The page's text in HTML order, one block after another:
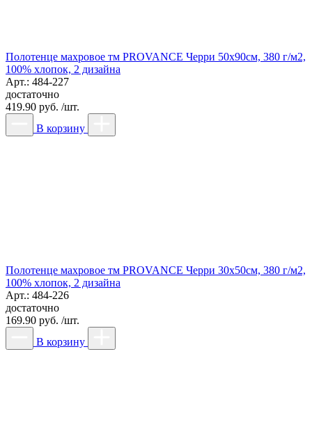
Полотенце махровое тм PROVANCE Черри 50х90см, 380 г/м2,
100% хлопок, 2 дизайна
Арт.: 484-227
достаточно
419.90 руб. /шт.
В корзину
Полотенце махровое тм PROVANCE Черри 30х50см, 380 г/м2,
100% хлопок, 2 дизайна
Арт.: 484-226
достаточно
169.90 руб. /шт.
В корзину